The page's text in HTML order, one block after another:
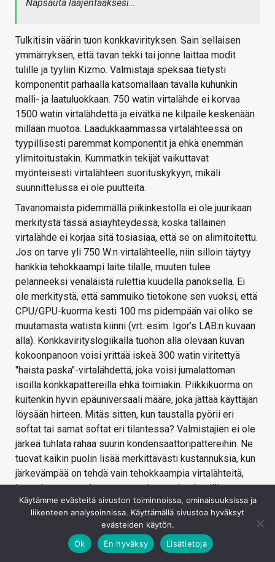
Napsauta laajentaaksesi…
Tulkitisin väärin tuon konkkavirityksen. Sain sellaisen
ymmärryksen, että tavan tekki tai jonne laittaa modit
tulille ja tyyliin Kizmo. Valmistaja speksaa tietysti
komponentit parhaalla katsomallaan tavalla kuhunkin
malli- ja laatuluokkaan. 750 watin virtalähde ei korvaa
1500 watin virtalähdettä ja eivätkä ne kilpaile keskenään
millään muotoa. Laadukkaammassa virtalähteessä on
tyypillisesti paremmat komponentit ja ehkä enemmän
ylimitoitustakin. Kummatkin tekijät vaikuttavat
myönteisesti virtalähteen suorituskykyyn, mikäli
suunnittelussa ei ole puutteita.
Tavanomaista pidemmällä piikinkestolla ei ole juurikaan
merkitystä tässä asiayhteydessä, koska tällainen
virtalähde ei korjaa sitä tosiasiaa, että se on alimitoitettu.
Jos on tarve yli 750 W:n virtalähteelle, niin silloin täytyy
hankkia tehokkaampi laite tilalle, muuten tulee
pelanneeksi venäläistä rulettia kuudella panoksella. Ei
ole merkitystä, että sammuiko tietokone sen vuoksi, että
CPU/GPU-kuorma kesti 100 ms pidempään vai oliko se
muutamasta watista kiinni (vrt. esim. Igor’s LAB:n kuvaan
alla). Konkkavirityslogiikalla tuohon alla olevaan kuvan
kokoonpanoon voisi yrittää iskeä 300 watin viritettyä
"haista paska"-virtalähdettä, joka voisi jumalattoman
isoilla konkkapattereilla ehkä toimiakin. Piikkikuorma on
kuitenkin hyvin epäuniversaali määre, joka jättää käyttäjän
löysään hirteen. Mitäs sitten, kun taustalla pyörii eri
softat tai samat softat eri tilantessa? Valmistajien ei ole
järkeä tuhlata rahaa suurin kondensaattoripattereihin. Ne
tuovat kaikin puolin lisää merkittävästi kustannuksia, kun
järkevämpää on tehdä vain tehokkaampia virtalähteitä,
jossa komponentit ovat tasapainossa keskenään.
Markkinoilta löytyy ATX-virtalähteitä ainakin 2000 wattiin
asti, ei niitä turhaan tehdä! Valitset vain sopivan itsellesi.
Baldrick sanoi
Käytämme evästeitä sivuston toiminnoissa, ominaisuuksissa ja
liikenteen analysoinnissa. Käyttämällä sivustoa hyväksyt
evästeiden käytön.
Ok
En hyväksy Lisätietoja